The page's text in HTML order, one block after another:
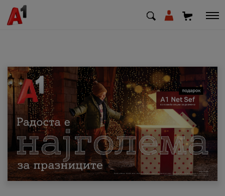
МК EN SQ
Приватни Деловни
Поддршка